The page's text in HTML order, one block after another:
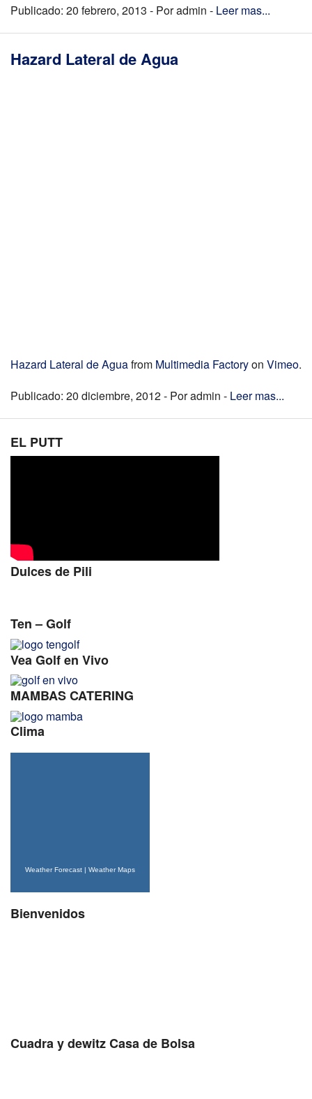
Publicado: 20 febrero, 2013 - Por admin - Leer mas...
Hazard Lateral de Agua
Hazard Lateral de Aguafrom Multimedia Factoryon Vimeo.
Publicado: 20 diciembre, 2012 - Por admin - Leer mas...
EL PUTT
Dulces de Pili
Ten – Golf
Vea Golf en Vivo
MAMBAS CATERING
Clima
Weather Forecast Weather Maps
Bienvenidos
Cuadra y dewitz Casa de Bolsa